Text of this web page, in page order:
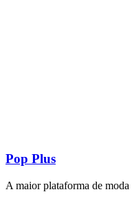
Pop Plus
A maior plataforma de